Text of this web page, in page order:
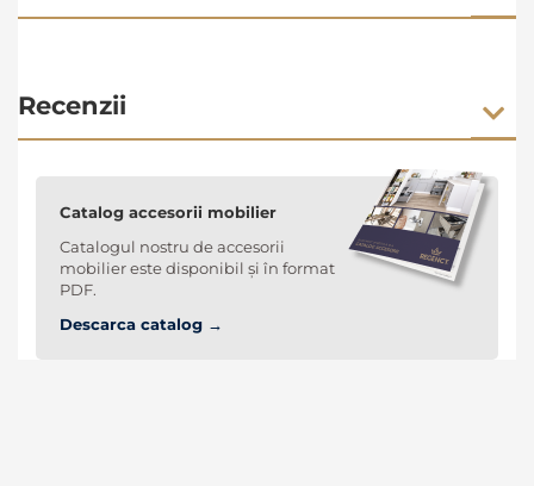
Recenzii
Catalog accesorii mobilier
Catalogul nostru de accesorii
mobilier este disponibil și în format
PDF.
Descarca catalog →